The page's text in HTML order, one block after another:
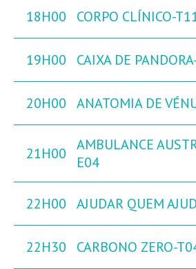
18H00 CORPO CLÍNICO-
19H00 CAIXA DE
20H00 ANATOMIA DE
21H00
AMBULANCE
E04
22H00 AJUDAR QUEM
22H30 CARBONO ZERO-